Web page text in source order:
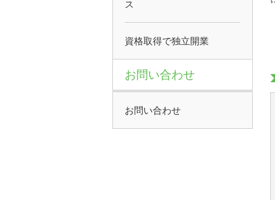
ス
資格取得で独立開業
お問い合わせ
お問い合わせ